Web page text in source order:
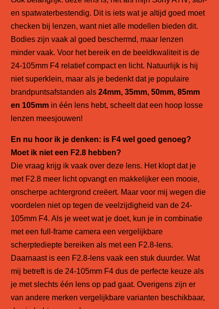
en spatwaterbestendig. Dit is iets wat je altijd goed moet
checken bij lenzen, want niet alle modellen bieden dit.
Bodies zijn vaak al goed beschermd, maar lenzen
minder vaak. Voor het bereik en de beeldkwaliteit is de
24-105mm F4 relatief compact en licht. Natuurlijk is hij
niet superklein, maar als je bedenkt dat je populaire
brandpuntsafstanden als24mm, 35mm, 50mm, 85mm
en 105mm in één lens hebt, scheelt dat een hoop losse
lenzen meesjouwen!
En nu hoor ik je denken: is F4 wel goed genoeg?
Moet ik niet een F2.8 hebben?
Die vraag krijg ik vaak over deze lens. Het klopt dat je
met F2.8 meer licht opvangt en makkelijker een mooie,
onscherpe achtergrond creëert. Maar voor mij wegen die
voordelen niet op tegen de veelzijdigheid van de 24-
105mm F4. Als je weet wat je doet, kun je in combinatie
met een full-frame camera een vergelijkbare
scherptediepte bereiken als met een F2.8-lens.
Daarnaast is een F2.8-lens vaak een stuk duurder. Wat
mij betreft is de 24-105mm F4 dus de perfecte keuze als
je met slechts één lens op pad gaat. Overigens zijn er
van andere merken vergelijkbare varianten beschikbaar,